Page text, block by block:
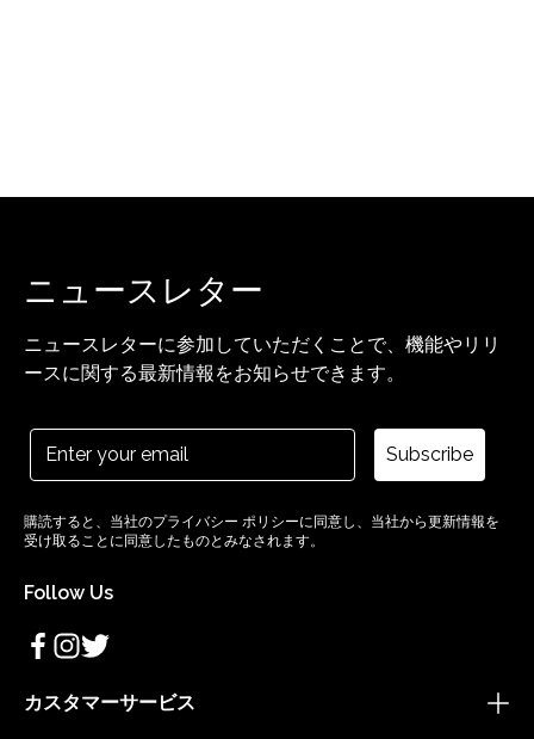
カスタマーサービス
Follow Us
ニュースレター
ニュースレターに参加していただくことで、機能やリリ
ースに関する最新情報をお知らせできます。
Subscribe
購読すると、当社のプライバシー ポリシーに同意し、当社から更新情報を
受け取ることに同意したものとみなされます。